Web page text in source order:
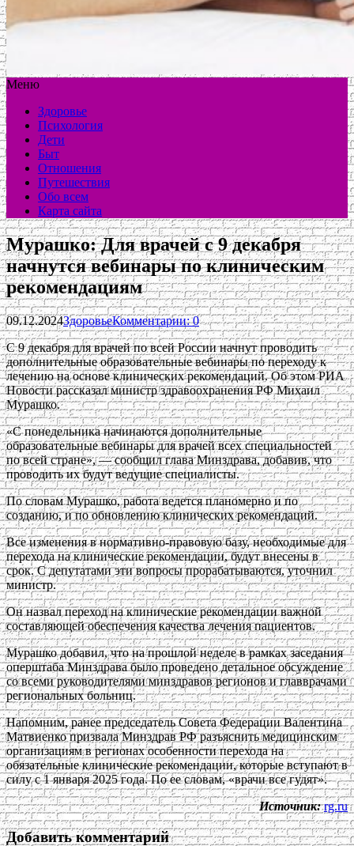
Меню
Здоровье
Психология
Дети
Быт
Отношения
Путешествия
Обо всем
Карта сайта
Мурашко: Для врачей с 9 декабря
начнутся вебинары по клиническим
рекомендациям
09.12.2024ЗдоровьеКомментарии: 0
С 9 декабря для врачей по всей России начнут проводить
дополнительные образовательные вебинары по переходу к
лечению на основе клинических рекомендаций. Об этом РИА
Новости рассказал министр здравоохранения РФ Михаил
Мурашко.
«С понедельника начинаются дополнительные
образовательные вебинары для врачей всех специальностей
по всей стране», — сообщил глава Минздрава, добавив, что
проводить их будут ведущие специалисты.
По словам Мурашко, работа ведется планомерно и по
созданию, и по обновлению клинических рекомендаций.
Все изменения в нормативно-правовую базу, необходимые для
перехода на клинические рекомендации, будут внесены в
срок. С депутатами эти вопросы прорабатываются, уточнил
министр.
Он назвал переход на клинические рекомендации важной
составляющей обеспечения качества лечения пациентов.
Мурашко добавил, что на прошлой неделе в рамках заседания
оперштаба Минздрава было проведено детальное обсуждение
со всеми руководителями минздравов регионов и главврачами
региональных больниц.
Напомним, ранее председатель Совета Федерации Валентина
Матвиенко призвала Минздрав РФ разъяснить медицинским
организациям в регионах особенности перехода на
обязательные клинические рекомендации, которые вступают в
силу с 1 января 2025 года. По ее словам, «врачи все гудят».
Источник: rg.ru
Добавить комментарий